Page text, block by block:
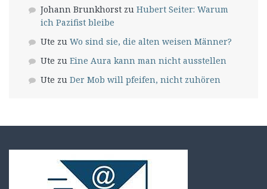
Johann Brunkhorst zu Hubert Seiter: Warum
ich Pazifist bleibe
Ute zu Wo sind sie, die alten weisen Männer?
Ute zu Eine Aura kann man nicht ausstellen
Ute zu Der Mob will pfeifen, nicht zuhören